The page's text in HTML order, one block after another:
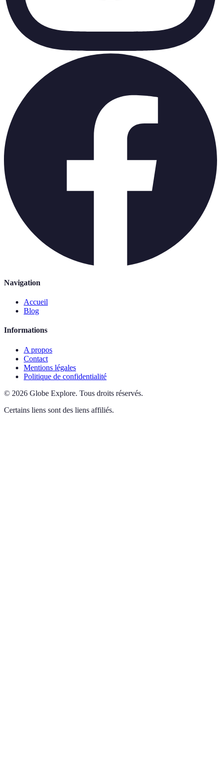
Navigation
Accueil
Blog
Informations
A propos
Contact
Mentions légales
Politique de confidentialité
© 2026 Globe Explore. Tous droits réservés.
Certains liens sont des liens affiliés.